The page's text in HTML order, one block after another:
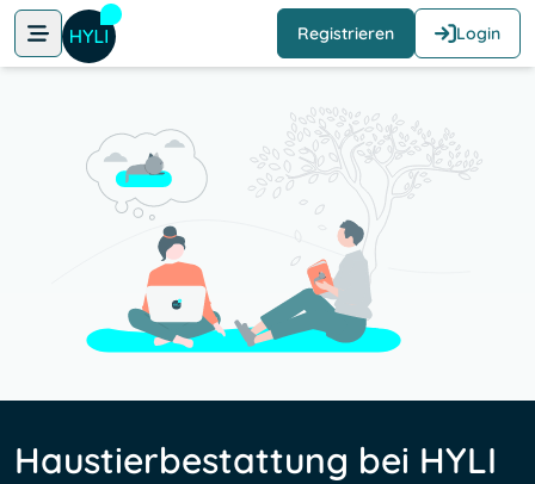
Registrieren Login
Haustierbestattung bei HYLI